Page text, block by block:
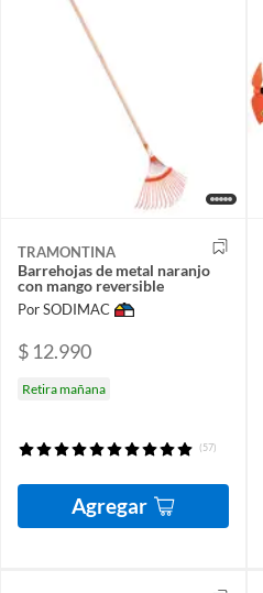
TRAMONTINA
Barrehojas de metal naranjo
con mango reversible
Por SODIMAC
$ 12.990
Retira mañana
(57)
Agregar